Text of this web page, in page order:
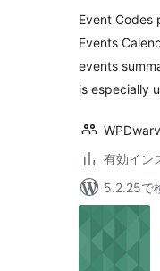
Event Codes
Events
events
is especially
有効イン
5.2.25で